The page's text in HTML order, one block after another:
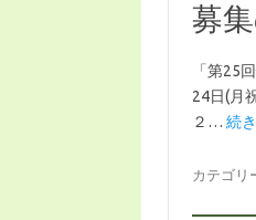
募
「第25
24日(月
２… 続
カテゴリ